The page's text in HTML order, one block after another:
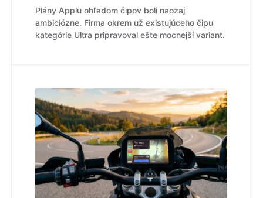
Plány Applu ohľadom čipov boli naozaj
ambiciózne. Firma okrem už existujúceho čipu
kategórie Ultra pripravoval ešte mocnejší variant.